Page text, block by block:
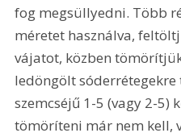
fog megsüllyedni. Több
méretet használva,
vájatot, közben
ledöngölt
szemcséjű 1-5 (vagy 2-5)
tömöríteni már nem kell,